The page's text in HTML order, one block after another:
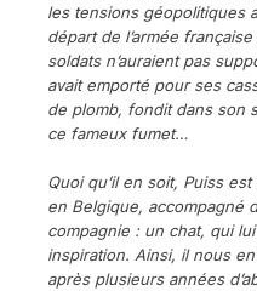
les tensions géopolitiques
départ de l’armée
soldats n’auraient pas
avait emporté pour ses
de plomb, fondit dans son
ce fameux fumet…
Quoi qu’il en soit, Puiss
en Belgique, accompagné
compagnie : un chat, qui
inspiration. Ainsi, il nous
après plusieurs années